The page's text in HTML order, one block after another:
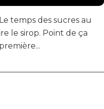
temps des sucres au
le sirop. Point de ça